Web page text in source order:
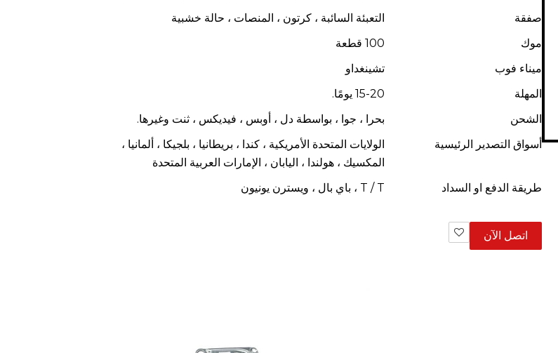
صفقة
التعبئة السائبة ، كرتون ، المنصات ، حالة خشبية
موك
100 قطعة
ميناء فوب
تشينغداو
المهلة
15-20 يومًا.
الشحن
بحرا ، جوا ، بواسطة دل ، أوبس ، فيديكس ، ثنت وغيرها.
أسواق التصدير الرئيسية
الولايات المتحدة الأمريكية ، كندا ، بريطانيا ، بلجيكا ، ألمانيا ،
المكسيك ، هولندا ، اليابان ، الإمارات العربية المتحدة
طريقة الدفع او السداد
T / T ، باي بال ، ويسترن يونيون
اتصل الآن